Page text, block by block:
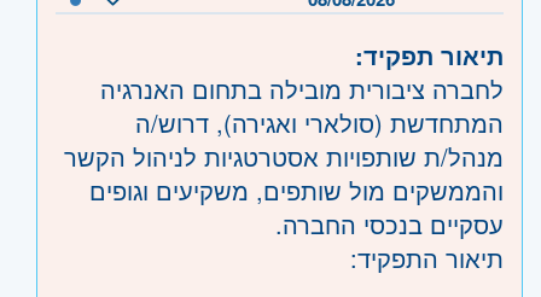
תיאור תפקיד:
לחברה ציבורית מובילה בתחום האנרגיה
המתחדשת (סולארי ואגירה), דרוש/ה
מנהל/ת שותפויות אסטרטגיות לניהול הקשר
והממשקים מול שותפים, משקיעים וגופים
עסקיים בנכסי החברה.
תיאור התפקיד: